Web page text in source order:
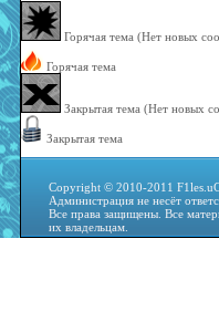
Горячая тема (Нет новых
Горячая тема
Закрытая тема (Нет новых
Закрытая тема
Copyright © 2010-2011
Администрация не несёт
Все права защищены. Все
их владельцам.